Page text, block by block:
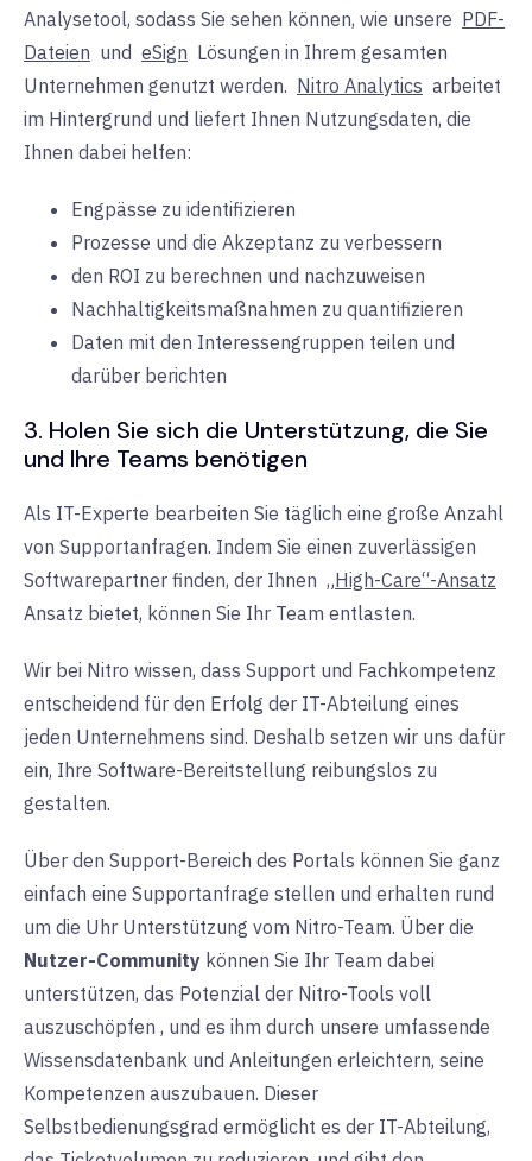
Analysetool, sodass Sie sehen können, wie unsere PDF-
Dateien und eSign Lösungen in Ihrem gesamten
Unternehmen genutzt werden. Nitro Analytics arbeitet
im Hintergrund und liefert Ihnen Nutzungsdaten, die
Ihnen dabei helfen:
Engpässe zu identifizieren
Prozesse und die Akzeptanz zu verbessern
den ROI zu berechnen und nachzuweisen
Nachhaltigkeitsmaßnahmen zu quantifizieren
Daten mit den Interessengruppen teilen und
darüber berichten
3. Holen Sie sich die Unterstützung, die Sie
und Ihre Teams benötigen
Als IT-Experte bearbeiten Sie täglich eine große Anzahl
von Supportanfragen. Indem Sie einen zuverlässigen
Softwarepartner finden, der Ihnen „High-Care“-Ansatz
Ansatz bietet, können Sie Ihr Team entlasten.
Wir bei Nitro wissen, dass Support und Fachkompetenz
entscheidend für den Erfolg der IT-Abteilung eines
jeden Unternehmens sind. Deshalb setzen wir uns dafür
ein, Ihre Software-Bereitstellung reibungslos zu
gestalten.
Über den Support-Bereich des Portals können Sie ganz
einfach eine Supportanfrage stellen und erhalten rund
um die Uhr Unterstützung vom Nitro-Team. Über die
Nutzer-Community können Sie Ihr Team dabei
unterstützen, das Potenzial der Nitro-Tools voll
auszuschöpfen , und es ihm durch unsere umfassende
Wissensdatenbank und Anleitungen erleichtern, seine
Kompetenzen auszubauen. Dieser
Selbstbedienungsgrad ermöglicht es der IT-Abteilung,